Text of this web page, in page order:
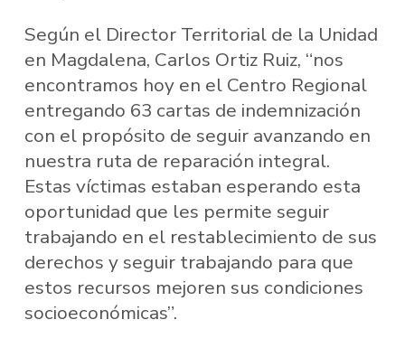
Según el Director Territorial de la Unidad
en Magdalena, Carlos Ortiz Ruiz, “nos
encontramos hoy en el Centro Regional
entregando 63 cartas de indemnización
con el propósito de seguir avanzando en
nuestra ruta de reparación integral.
Estas víctimas estaban esperando esta
oportunidad que les permite seguir
trabajando en el restablecimiento de sus
derechos y seguir trabajando para que
estos recursos mejoren sus condiciones
socioeconómicas”.